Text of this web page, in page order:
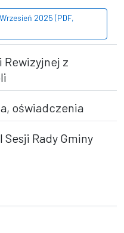
2025 (PDF,
Rewizyjnej z
oświadczenia
Sesji Rady Gminy